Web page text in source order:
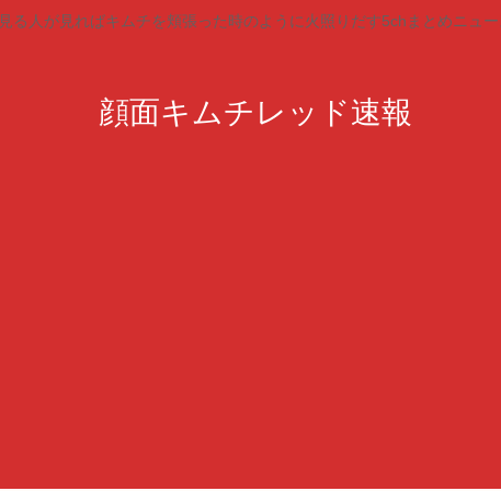
見る人が見ればキムチを頬張った時のように火照りだす5chまとめニュ
顔面キムチレッド速報